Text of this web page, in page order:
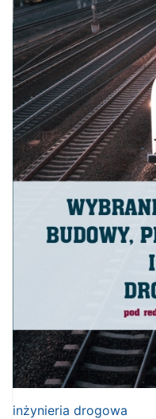
inżynieria drogowa